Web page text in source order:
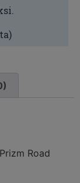
Road